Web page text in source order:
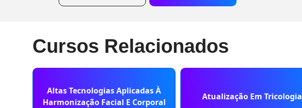
Cursos Relacionados
Altas Tecnologias Aplicadas À
Harmonização Facial E Corporal
Atualização Em Tricologia